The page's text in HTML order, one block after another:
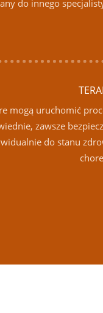
do innego
mogą uruchomić
zawsze
do stanu